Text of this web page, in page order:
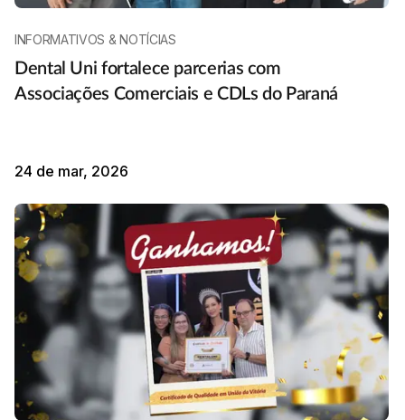
INFORMATIVOS & NOTÍCIAS
Dental Uni fortalece parcerias com
Associações Comerciais e CDLs do Paraná
24 de mar, 2026